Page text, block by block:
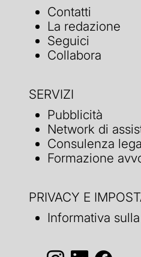
Contatti
La redazione
Seguici
Collabora
SERVIZI
Pubblicità
Network di
Consulenza
Formazione
PRIVACY E
Informativa